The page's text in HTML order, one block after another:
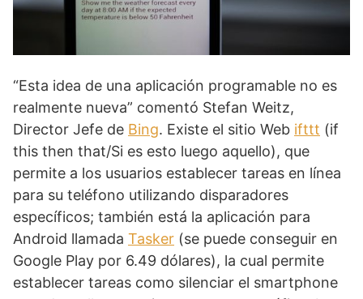
“Esta idea de una aplicación programable no es
realmente nueva” comentó Stefan Weitz,
Director Jefe de Bing. Existe el sitio Web ifttt (if
this then that/Si es esto luego aquello), que
permite a los usuarios establecer tareas en línea
para su teléfono utilizando disparadores
específicos; también está la aplicación para
Android llamada Tasker (se puede conseguir en
Google Play por 6.49 dólares), la cual permite
establecer tareas como silenciar el smartphone